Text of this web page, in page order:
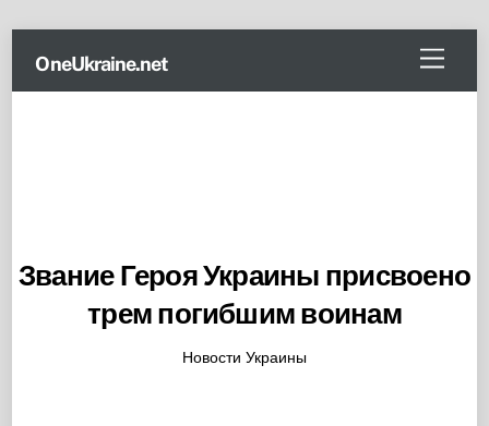
content
Menu
OneUkraine.net
Звание Героя Украины присвоено
трем погибшим воинам
Новости Украины